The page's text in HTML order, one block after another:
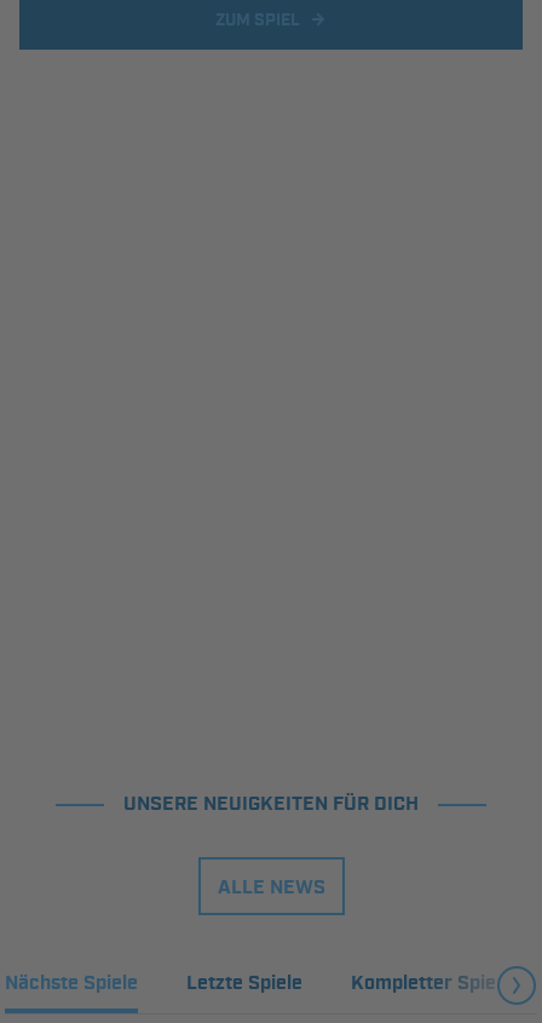
UNSERE NEUIGKEITEN FÜR DICH
ALLE NEWS
Nächste Spiele Letzte Spiele Kompletter Spielplan